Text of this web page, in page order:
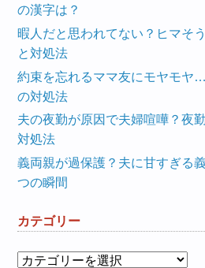
の漢字は？
暇人だと思われてない？ヒマそ
と対処法
約束を忘れるママ友にモヤモヤ
の対処法
夫の夜勤が原因で夫婦喧嘩？夜
対処法
義両親が過保護？夫に甘すぎる
つの瞬間
カテゴリー
カ